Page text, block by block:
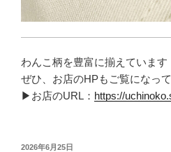
わんこ柄を豊富に揃えています
ぜひ、お店のHPもご覧になって
▶お店のURL： https://
投
2026年6月25日